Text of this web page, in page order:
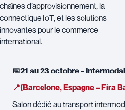
chaînes d’approvisionnement, la
connectique IoT, et les solutions
innovantes pour le commerce
international.
📅21 au 23 octobre –
📍(Barcelone, Espagne – Fira
Salon dédié au transport